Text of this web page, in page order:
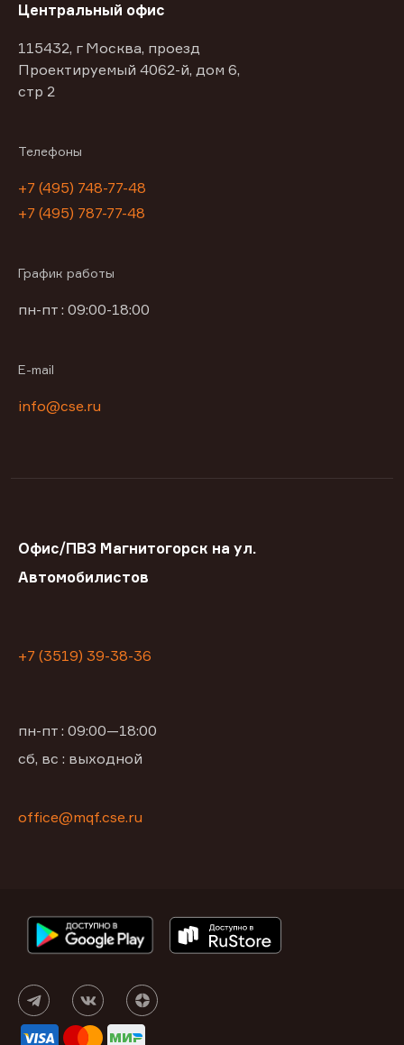
Центральный офис
115432, г Москва, проезд
Проектируемый 4062-й, дом 6,
стр 2
Телефоны
+7 (495) 748-77-48
+7 (495) 787-77-48
График работы
пн-пт : 09:00-18:00
E-mail
info@cse.ru
Офис/ПВЗ Магнитогорск на ул.
Автомобилистов
+7 (3519) 39-38-36
пн-пт : 09:00—18:00
сб, вс : выходной
office@mqf.cse.ru